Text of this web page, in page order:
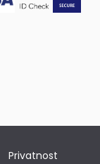
Privatnost